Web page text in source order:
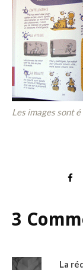
Les images sonté
3
La